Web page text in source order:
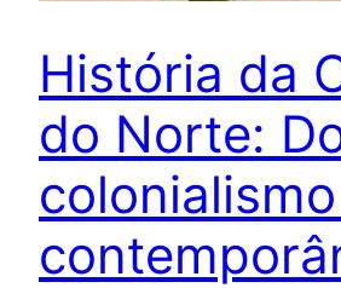
História da
do Norte: